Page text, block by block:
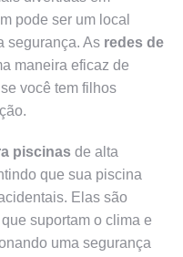
pode ser um local
segurança. As redes de
maneira eficaz de
você tem filhos
piscinas de alta
que sua piscina
Elas são
suportam o clima e
uma segurança